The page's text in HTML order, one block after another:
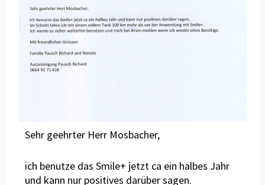
Sehr geehrter Herr Mosbacher,
ich benutze das Smile+ jetzt ca ein halbes Jahr
und kann nur positives darüber sagen.